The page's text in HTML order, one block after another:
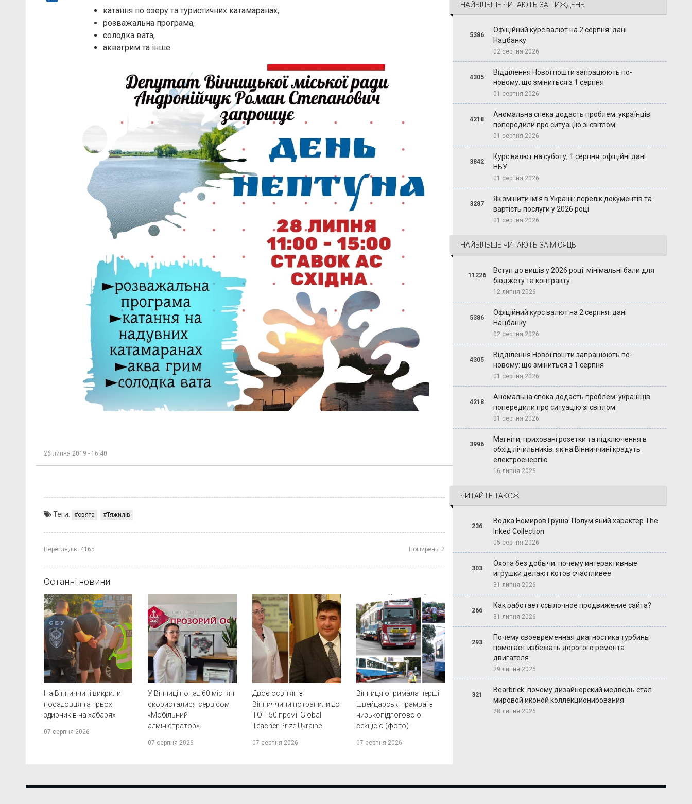
катання по озеру та туристичних катамаранах,
розважальна програма,
солодка вата,
аквагрим та інше.
26 липня 2019 - 16:40
Теги: свята Тяжилів
Переглядів: 4165 Поширень: 2
Останні новини
На Вінниччині викрили
посадовця та трьох
здирників на хабарях
07 серпня 2026
У Вінниці понад 60 містян
скористалися сервісом
«Мобільний
адміністратор»
07 серпня 2026
Двоє освітян з
Вінниччини потрапили до
ТОП-50 премії Global
Teacher Prize Ukraine
07 серпня 2026
Вінниця отримала перші
швейцарські трамваї з
низькопідлоговою
секцією (фото)
07 серпня 2026
НАЙБІЛЬШЕ ЧИТАЮТЬ ЗА ТИЖДЕНЬ
5386
Офіційний курс валют на 2 серпня: дані
Нацбанку
02 серпня 2026
4305
Відділення Нової пошти запрацюють по-
новому: що зміниться з 1 серпня
01 серпня 2026
4218
Аномальна спека додасть проблем: українців
попередили про ситуацію зі світлом
01 серпня 2026
3842
Курс валют на суботу, 1 серпня: офіційні дані
НБУ
01 серпня 2026
3287
Як змінити ім’я в Україні: перелік документів та
вартість послуги у 2026 році
01 серпня 2026
НАЙБІЛЬШЕ ЧИТАЮТЬ ЗА МІСЯЦЬ
11226
Вступ до вишів у 2026 році: мінімальні бали для
бюджету та контракту
12 липня 2026
5386
Офіційний курс валют на 2 серпня: дані
Нацбанку
02 серпня 2026
4305
Відділення Нової пошти запрацюють по-
новому: що зміниться з 1 серпня
01 серпня 2026
4218
Аномальна спека додасть проблем: українців
попередили про ситуацію зі світлом
01 серпня 2026
3996
Магніти, приховані розетки та підключення в
обхід лічильників: як на Вінниччині крадуть
електроенергію
16 липня 2026
ЧИТАЙТЕ ТАКОЖ
236
Водка Немиров Груша: Полум'яний характер The
Inked Collection
05 серпня 2026
303
Охота без добычи: почему интерактивные
игрушки делают котов счастливее
31 липня 2026
266
Как работает ссылочное продвижение сайта?
31 липня 2026
293
Почему своевременная диагностика турбины
помогает избежать дорогого ремонта
двигателя
29 липня 2026
321
Bearbrick: почему дизайнерский медведь стал
мировой иконой коллекционирования
28 липня 2026